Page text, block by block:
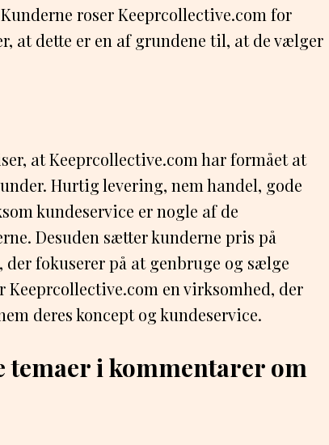
roser Keeprcollective.com for
at dette er en af grundene til, at de vælger
at Keeprcollective.com har formået at
Hurtig levering, nem handel, gode
kundeservice er nogle af de
Desuden sætter kunderne pris på
fokuserer på at genbruge og sælge
en virksomhed, der
deres koncept og kundeservice.
temaer i kommentarer om